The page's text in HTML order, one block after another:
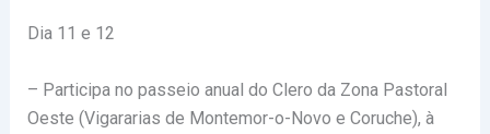
Dia 11 e 12
– Participa no passeio anual do Clero da Zona Pastoral
Oeste (Vigararias de Montemor-o-Novo e Coruche), à